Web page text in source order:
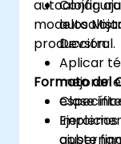
autoalojar,
modelos
producción.
Devstral.
Aplicar
mejorar
Formato del
Clase
ajuste